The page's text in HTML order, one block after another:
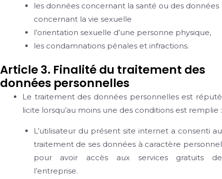
les données concernant la santé ou des données
concernant la vie sexuelle
l’orientation sexuelle d’une personne physique,
les condamnations pénales et infractions.
Article 3. Finalité du traitement des
données personnelles
Le traitement des données personnelles est réputé
licite lorsqu’au moins une des conditions est remplie :
L’utilisateur du présent site internet a consenti au
traitement de ses données à caractère personnel
pour avoir accès aux services gratuits de
l’entreprise.